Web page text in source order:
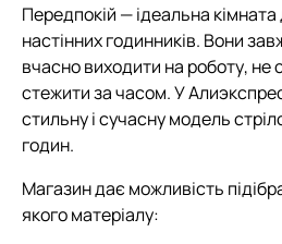
Передпокій — ідеальна
настінних годинників. Вони
вчасно виходити на роботу, не
стежити за часом. У
стильну і сучасну модель
годин.
Магазин дає можливість
якого матеріалу: